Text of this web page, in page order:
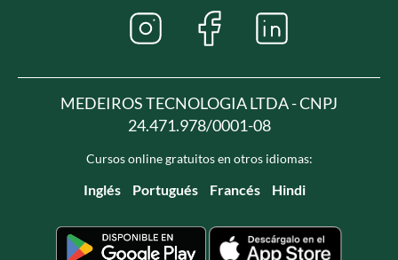
MEDEIROS TECNOLOGIA LTDA - CNPJ
24.471.978/0001-08
Cursos online gratuitos en otros idiomas:
Inglés Portugués Francés Hindi